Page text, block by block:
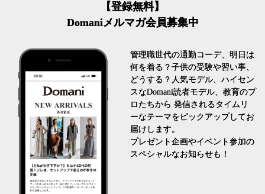
【登録無料】
Domaniメルマガ会員募集中
管理職世代の通勤コーデ、明日は
何を着る？子供の受験や習い事、
どうする？人気モデル、ハイセン
スなDomani読者モデル、教育のプ
ロたちから 発信されるタイムリ
ーなテーマをピックアップしてお
届けします。
プレゼント企画やイベント参加の
スペシャルなお知らせも！